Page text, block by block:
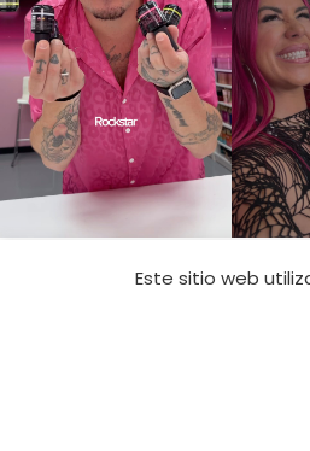
Este sitio web